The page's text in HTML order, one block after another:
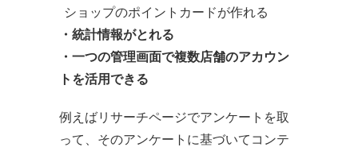
ショップのポイントカードが作れる
・統計情報がとれる
・一つの管理画面で複数店舗のアカウン
トを活用できる
例えばリサーチページでアンケートを取
って、そのアンケートに基づいてコンテ